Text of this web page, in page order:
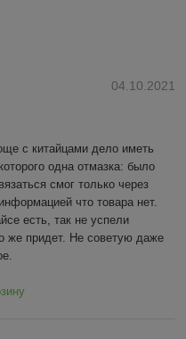
04.10.2021
с китайцами дело иметь
одна отмазка: было
смог только через
что товара нет.
есть, так не успели
же придет. Не советую даже